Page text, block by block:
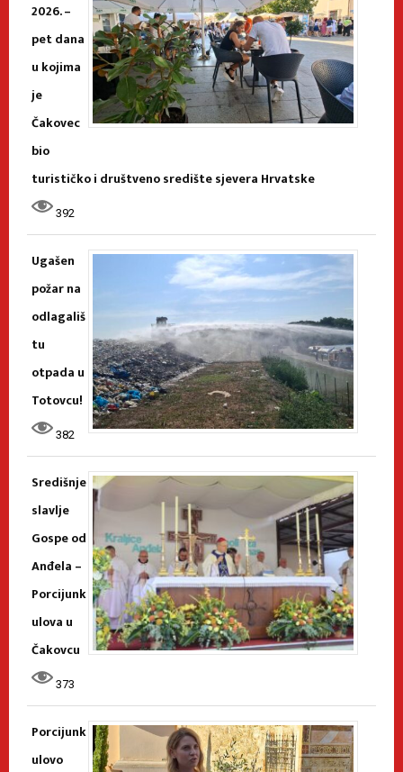
2026. –
pet dana
u kojima
je
Čakovec
bio
turističko i društveno središte sjevera Hrvatske
392
Ugašen
požar na
odlagališ
tu
otpada u
Totovcu!
382
Središnje
slavlje
Gospe od
Anđela –
Porcijunk
ulova u
Čakovcu
373
Porcijunk
ulovo